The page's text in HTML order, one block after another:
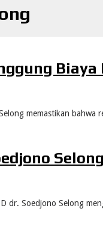
memastikan bahwa
dr. Soedjono Selong